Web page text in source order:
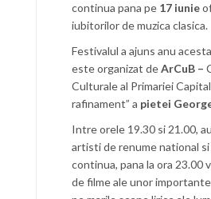
continua pana pe 17 iunie
iubitorilor de muzica clasica.
Festivalul a ajuns anu
este organizat deArCuB –
Culturale al Primariei
rafinament” a pietei
Intre orele 19.30 si 21.00,
artisti de renume national
continua, pana la ora
de filme ale unor